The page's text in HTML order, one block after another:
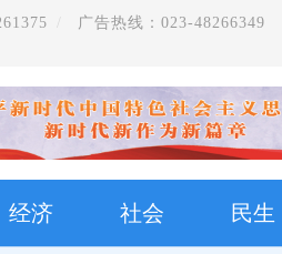
广告热线：023-48266349
经济 社会 民生